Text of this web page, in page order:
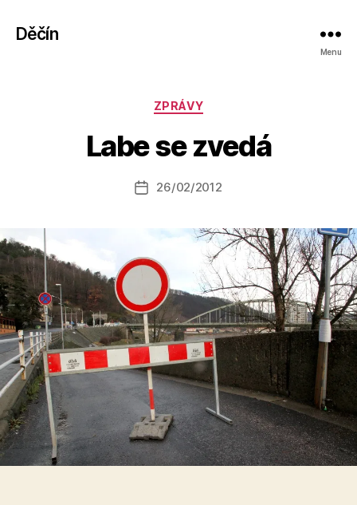
Děčín
Menu
Rubriky
ZPRÁVY
Labe se zvedá
Autor
příspěvku
t
o
k
fi
k
Datum
26/02/2012